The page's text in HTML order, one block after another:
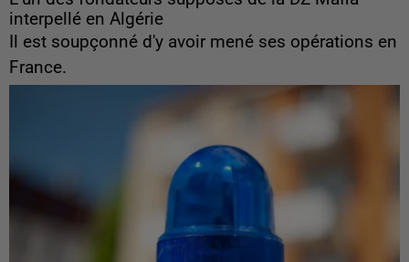
interpellé en Algérie
Il est soupçonné d'y avoir mené ses opérations en
France.